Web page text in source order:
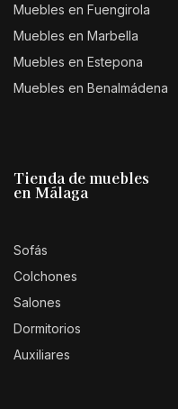
Muebles en Fuengirola
Muebles en Marbella
Muebles en Estepona
Muebles en Benalmádena
Tienda de muebles
en Málaga
Sofás
Colchones
Salones
Dormitorios
Auxiliares